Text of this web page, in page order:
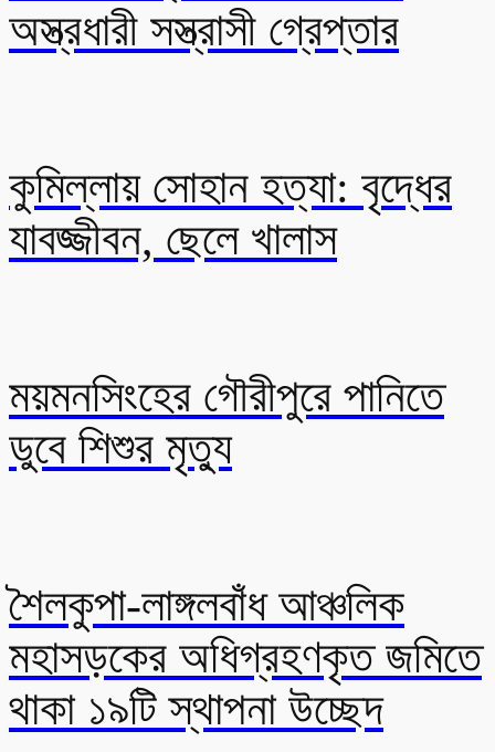
অস্ত্রধারী সস্ত্রাসী গ্রেপ্তার
কুমিল্লায় সোহান হত্যা: বৃদ্ধের
যাবজ্জীবন, ছেলে খালাস
ময়মনসিংহের গৌরীপুরে পানিতে
ডুবে শিশুর মৃত্যু
শৈলকুপা-লাঙ্গলবাঁধ আঞ্চলিক
মহাসড়কের অধিগ্রহণকৃত জমিতে
থাকা ১৯টি স্থাপনা উচ্ছেদ